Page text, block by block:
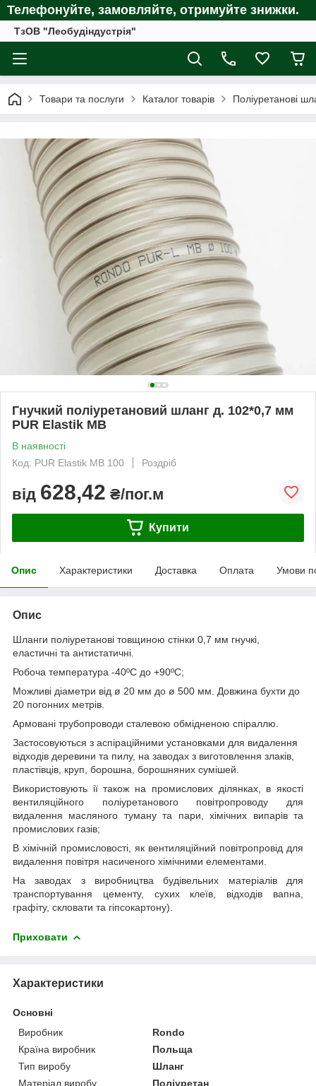
Телефонуйте, замовляйте, отримуйтезнижки.
ТзОВ "Леобудіндустрія"
Товари та послуги Каталог товарів Поліуретанові
Гнучкий поліуретановий шланг д. 102*0,7 мм
PUR Elastik MB
В наявності
Код: PUR Elastik MB 100
Роздріб
від 628,42 ₴/пог.м
Купити
Опис Характеристики Доставка Оплата Умови
Опис
Шланги поліуретанові товщиною стінки 0,7 мм гнучкі,
еластичні та антистатичні.
Робоча температура -40ºС до +90ºС;
Можливі діаметри від ø 20 мм до ø 500 мм. Довжина бухти до
20 погонних метрів.
Армовані трубопроводи сталевою обмідненою спіраллю.
Застосовуються з аспіраційними установками для видалення
відходів деревини та пилу, на заводах з виготовлення злаків,
пластівців, круп, борошна, борошняних сумішей.
Використовують ії також на промислових ділянках, в якості
вентиляційного поліуретанового повітропроводу для
видалення масляного туману та пари, хімічних випарів та
промислових газів;
В хімічній промисловості, як вентиляційний повітропровід для
видалення повітря насиченого хімічними елементами.
На заводах з виробництва будівельних матеріалів для
транспортування цементу, сухих клеїв, відходів вапна,
графіту, скловати та гіпсокартону).
Приховати
Характеристики
Основні
Виробник
Rondo
Країна виробник
Польща
Тип виробу
Шланг
Матеріал виробу
Поліуретан